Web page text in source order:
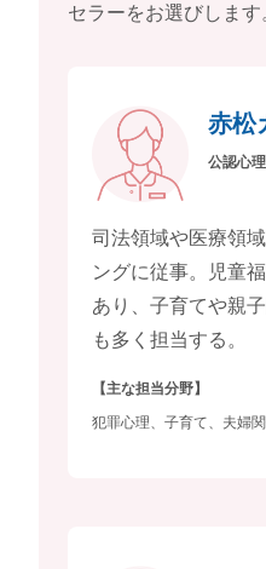
セラーをお選びします
赤松
公認心
司法領域や医療領
ングに従事。児童
あり、子育てや親
も多く担当する。
【主な担当分野】
犯罪心理、子育て、夫婦